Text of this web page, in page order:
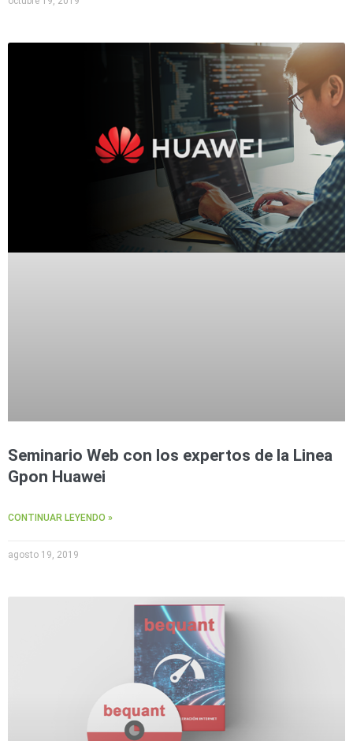
Seminario Web con los expertos de la Linea
Gpon Huawei
CONTINUAR LEYENDO »
agosto 19, 2019